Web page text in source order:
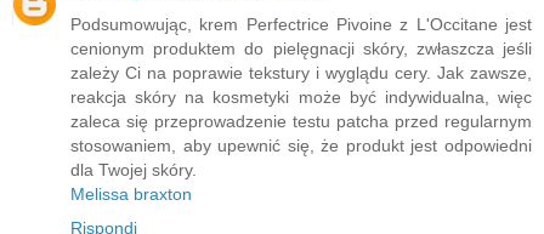
Podsumowując, krem Perfectrice Pivoine z L'Occitane jest
cenionym produktem do pielęgnacji skóry, zwłaszcza jeśli
zależy Ci na poprawie tekstury i wyglądu cery. Jak zawsze,
reakcja skóry na kosmetyki może być indywidualna, więc
zaleca się przeprowadzenie testu patcha przed regularnym
stosowaniem, aby upewnić się, że produkt jest odpowiedni
dla Twojej skóry.
Melissa braxton
Rispondi